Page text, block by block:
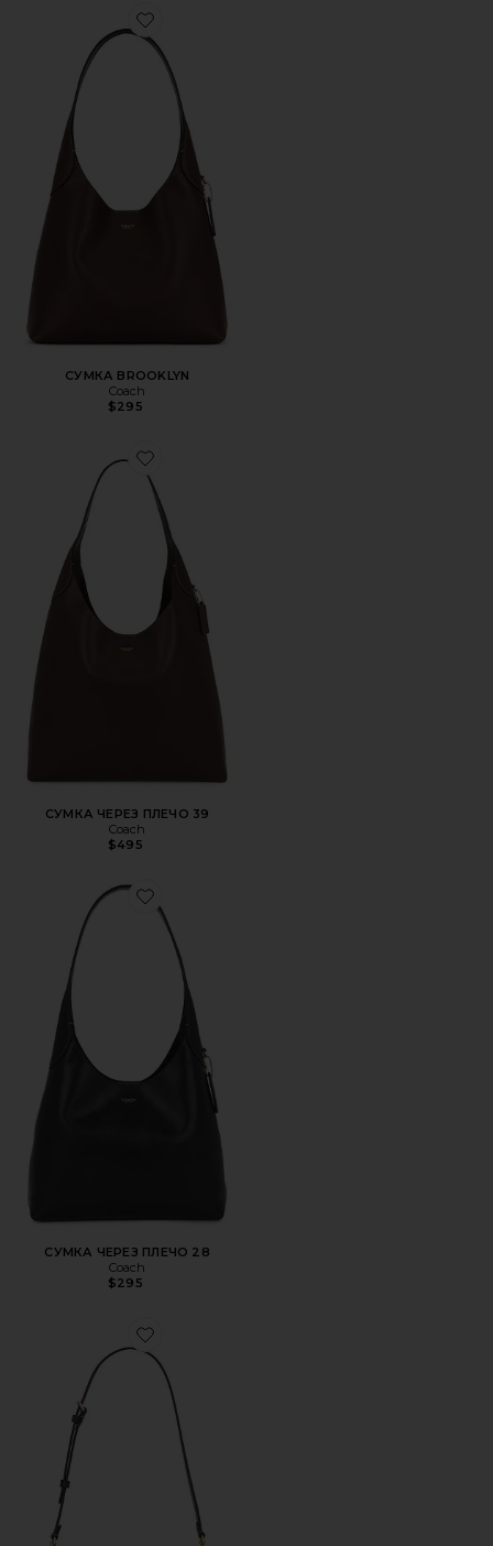
Favorite СУМКА BROOKLYN
СУМКА BROOKLYN
Coach
$295
Favorite СУМКА ЧЕРЕЗ ПЛЕЧО 39
СУМКА ЧЕРЕЗ ПЛЕЧО 39
Coach
$495
Favorite СУМКА ЧЕРЕЗ ПЛЕЧО 28
СУМКА ЧЕРЕЗ ПЛЕЧО 28
Coach
$295
Favorite СУМКА JET